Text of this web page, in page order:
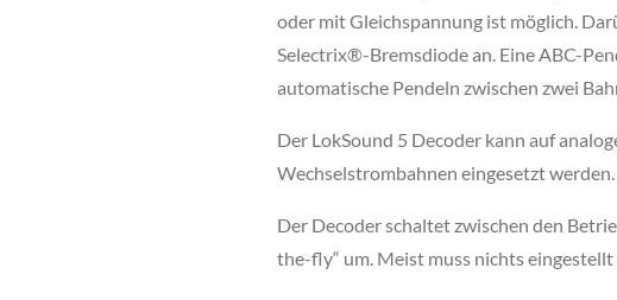
oder mit Gleichspannung ist möglich.
Selectrix®-Bremsdiode an. Eine ABC-
automatische Pendeln zwischen zwei
Der LokSound 5 Decoder kann auf
Wechselstrombahnen eingesetzt werden.
Der Decoder schaltet zwischen den
the-fly“ um. Meist muss nichts eingestellt